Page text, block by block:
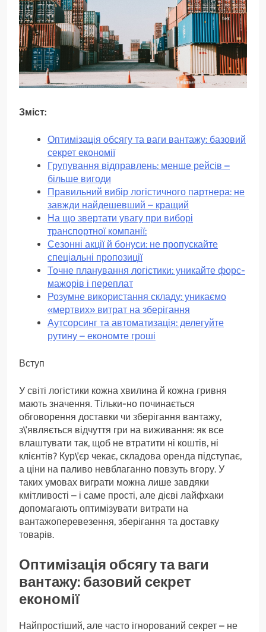
Зміст:
Оптимізація обсягу та ваги вантажу: базовий
секрет економії
Групування відправлень: менше рейсів –
більше вигоди
Правильний вибір логістичного партнера: не
завжди найдешевший – кращий
На що звертати увагу при виборі
транспортної компанії:
Сезонні акції й бонуси: не пропускайте
спеціальні пропозиції
Точне планування логістики: уникайте форс-
мажорів і переплат
Розумне використання складу: уникаємо
«мертвих» витрат на зберігання
Аутсорсинг та автоматизація: делегуйте
рутину – економте гроші
Вступ
У світі логістики кожна хвилина й кожна гривня
мають значення. Тільки-но починається
обговорення доставки чи зберігання вантажу,
з\’являється відчуття гри на виживання: як все
влаштувати так, щоб не втратити ні коштів, ні
клієнтів? Кур\’єр чекає, складова оренда підступає,
а ціни на паливо невблаганно повзуть вгору. У
таких умовах виграти можна лише завдяки
кмітливості – і саме прості, але дієві лайфхаки
допомагають оптимізувати витрати на
вантажоперевезення, зберігання та доставку
товарів.
Оптимізація обсягу та ваги
вантажу: базовий секрет
економії
Найпростіший, але часто ігнорований секрет – не